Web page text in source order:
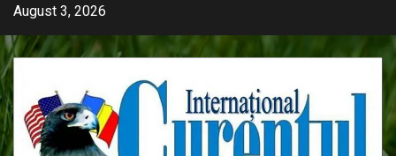
Skip
content
August 3, 2026